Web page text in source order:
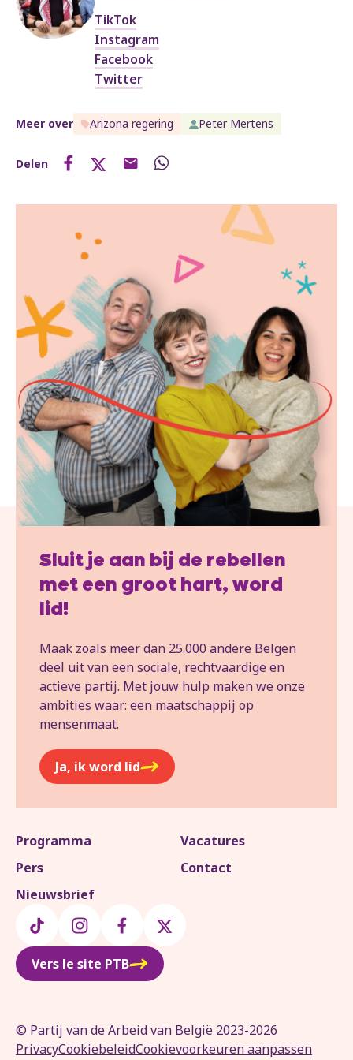
TikTok
Instagram
Facebook
Twitter
Meer over Arizona regering Peter Mertens
Delen
Sluit je aan bij de rebellen
met een groot hart, word
lid!
Maak zoals meer dan 25.000 andere Belgen
deel uit van een sociale, rechtvaardige en
actieve partij. Met jouw hulp maken we onze
ambities waar: een maatschappij op
mensenmaat.
Ja, ik word lid
Programma
Vacatures
Pers
Contact
Nieuwsbrief
Vers le site PTB
© Partij van de Arbeid van België 2023-2026
PrivacyCookiebeleidCookievoorkeuren aanpassen